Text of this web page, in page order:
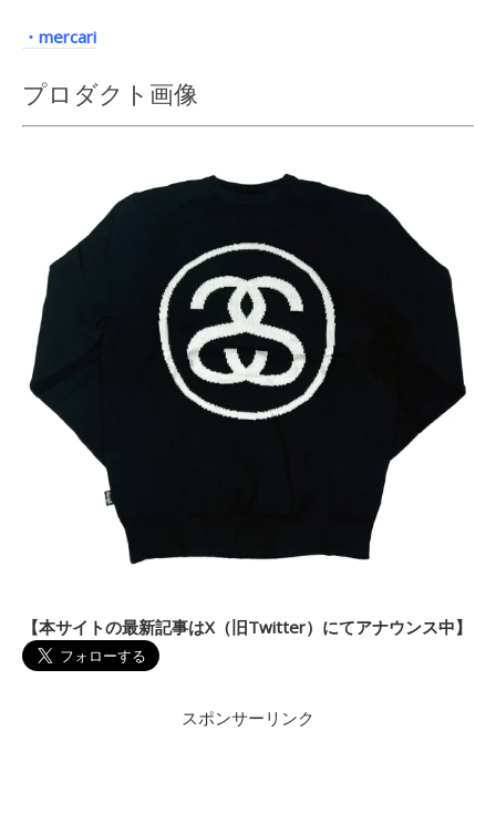
・mercari
プロダクト画像
【本サイトの最新記事はX（旧Twitter）にてアナウンス中】
スポンサーリンク